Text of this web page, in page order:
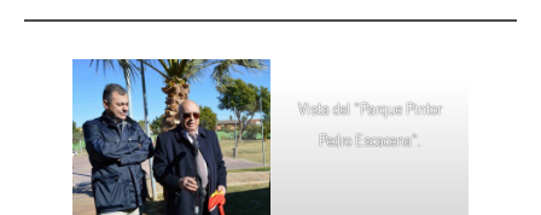
Vista del «Parque Pintor
Pedro Escacena».